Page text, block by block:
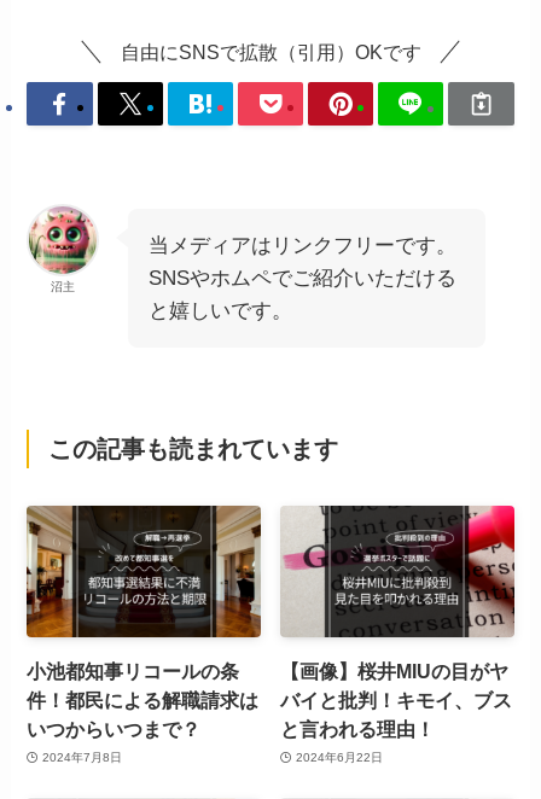
自由にSNSで拡散（引用）OKです
沼主
当メディアはリンクフリーです。
SNSやホムペでご紹介いただける
と嬉しいです。
この記事も読まれています
小池都知事リコールの条
件！都民による解職請求は
いつからいつまで？
2024年7月8日
【画像】桜井MIUの目がヤ
バイと批判！キモイ、ブス
と言われる理由！
2024年6月22日